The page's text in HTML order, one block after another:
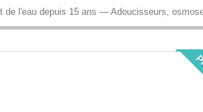
de l'eau depuis 15 ans — Adoucisseurs,